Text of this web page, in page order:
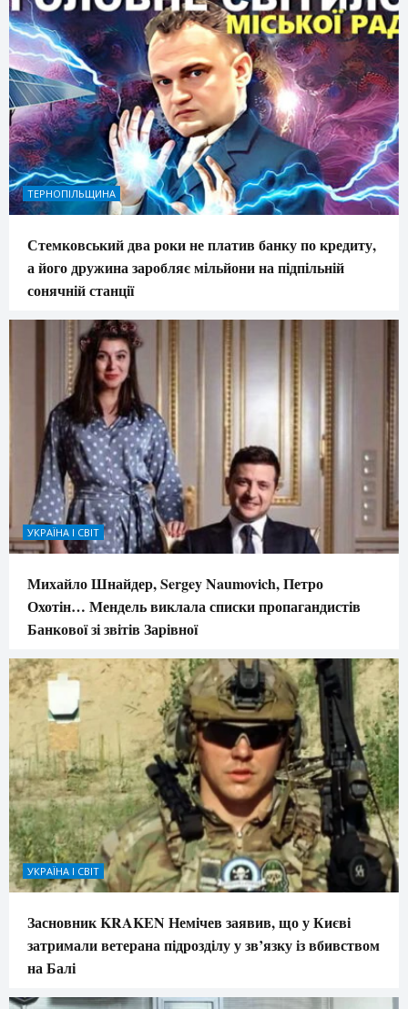
ТЕРНОПІЛЬЩИНА
Стемковський два роки не платив банку по кредиту,
а його дружина заробляє мільйони на підпільній
сонячній станції
УКРАЇНА І СВІТ
Михайло Шнайдер, Sergey Naumovich, Петро
Охотін… Мендель виклала списки пропагандистів
Банкової зі звітів Зарівної
УКРАЇНА І СВІТ
Засновник KRAKEN Немічев заявив, що у Києві
затримали ветерана підрозділу у зв’язку із вбивством
на Балі